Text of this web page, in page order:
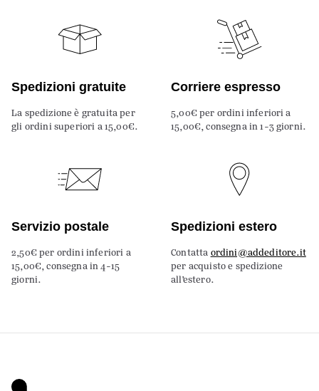
Spedizioni gratuite
La spedizione è gratuita per
gli ordini superiori a 15,00€.
Corriere espresso
5,00€ per ordini inferiori a
15,00€, consegna in 1-3 giorni.
Servizio postale
2,50€ per ordini inferiori a
15,00€, consegna in 4-15
giorni.
Spedizioni estero
Contatta ordini@addeditore.it
per acquisto e spedizione
all’estero.